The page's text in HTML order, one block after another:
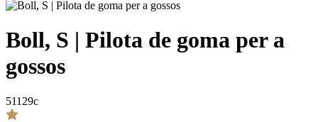
Boll, S | Pilota de goma per a
gossos
51129c